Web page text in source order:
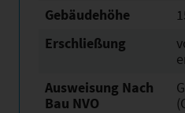
Gebäudehöhe
Erschließung
Ausweisung Nach
Bau NVO